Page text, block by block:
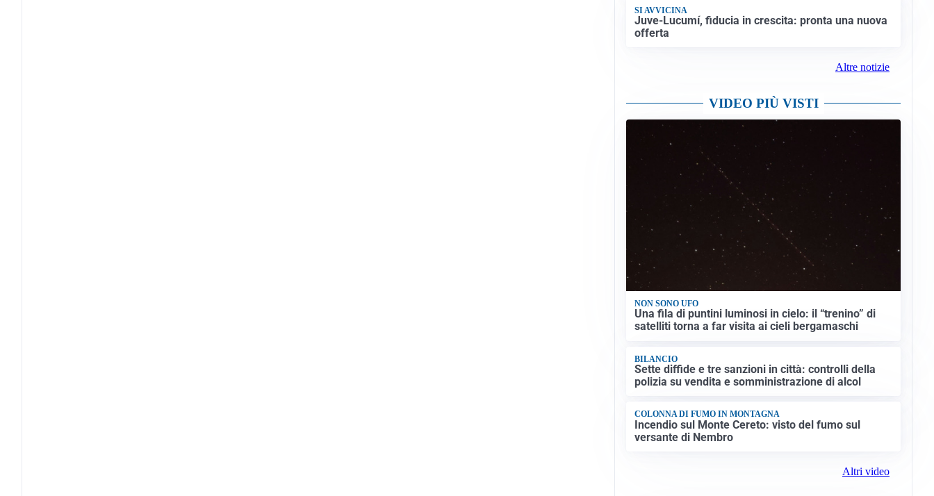
SI AVVICINA
Juve-Lucumí, fiducia in crescita: pronta una nuova
offerta
Altre notizie
VIDEO PIÙ VISTI
NON SONO UFO
Una fila di puntini luminosi in cielo: il “trenino” di
satelliti torna a far visita ai cieli bergamaschi
BILANCIO
Sette diffide e tre sanzioni in città: controlli della
polizia su vendita e somministrazione di alcol
COLONNA DI FUMO IN MONTAGNA
Incendio sul Monte Cereto: visto del fumo sul
versante di Nembro
Altri video